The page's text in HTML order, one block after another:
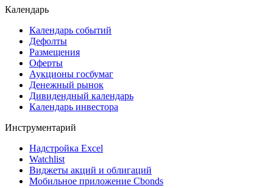
Дивидендный календарь
Календарь
Календарь событий
Дефолты
Размещения
Оферты
Денежный рынок
Календарь инвестора
Инструментарий